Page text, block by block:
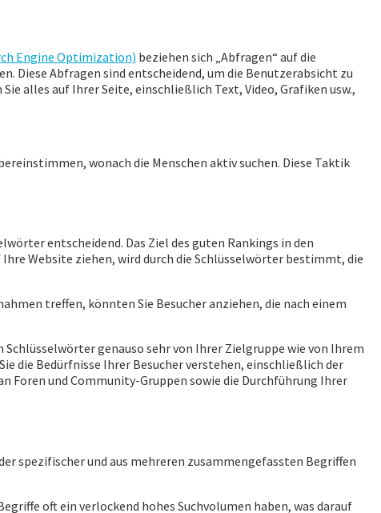
Engine Optimization) beziehen sich „Abfragen“ auf die
Diese Abfragen sind entscheidend, um die Benutzerabsicht zu
alles auf Ihrer Seite, einschließlich Text, Video, Grafiken usw.,
wonach die Menschen aktiv suchen. Diese Taktik
entscheidend. Das Ziel des guten Rankings in den
Website ziehen, wird durch die Schlüsselwörter bestimmt, die
treffen, könnten Sie Besucher anziehen, die nach einem
genauso sehr von Ihrer Zielgruppe wie von Ihrem
die Bedürfnisse Ihrer Besucher verstehen, einschließlich der
Foren und Community-Gruppen sowie die Durchführung Ihrer
spezifischer und aus mehreren zusammengefassten Begriffen
oft ein verlockend hohes Suchvolumen haben, was darauf